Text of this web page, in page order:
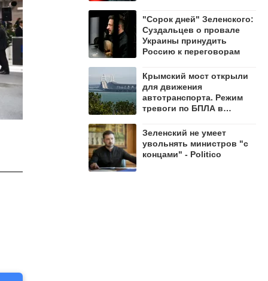
"Сорок дней" Зеленского:
Суздальцев о провале
Украины принудить
Россию к переговорам
Крымский мост открыли
для движения
автотранспорта. Режим
тревоги по БПЛА в
Зеленский не умеет
увольнять министров "с
концами" - Politico